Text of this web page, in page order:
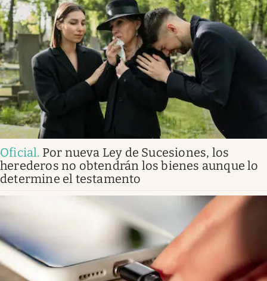
Oficial. Por nueva Ley de Sucesiones, los
herederos no obtendrán los bienes aunque lo
determine el testamento